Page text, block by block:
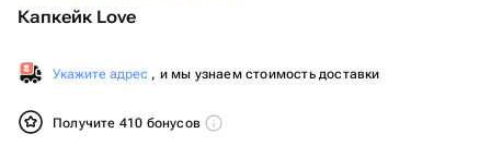
Капкейк Love
Укажите адрес , и мы узнаем стоимость доставки
Получите 410 бонусов